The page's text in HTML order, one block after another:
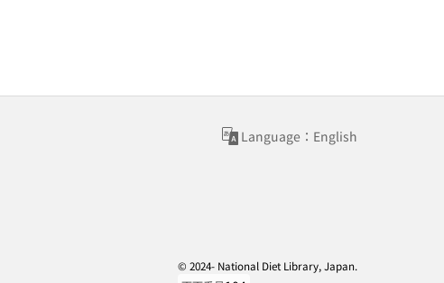
Language：English
© 2024- National Diet Library, Japan.